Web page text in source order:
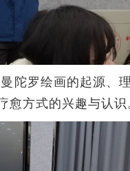
罗绘画的起源、
愈方式的兴趣与认识